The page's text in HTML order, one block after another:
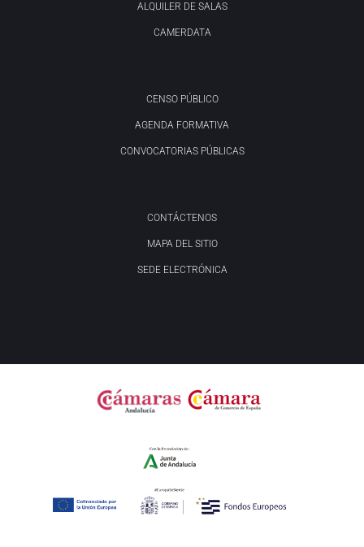
ALQUILER DE SALAS
CAMERDATA
CENSO PÚBLICO
AGENDA FORMATIVA
CONVOCATORIAS PÚBLICAS
CONTÁCTENOS
MAPA DEL SITIO
SEDE ELECTRÓNICA